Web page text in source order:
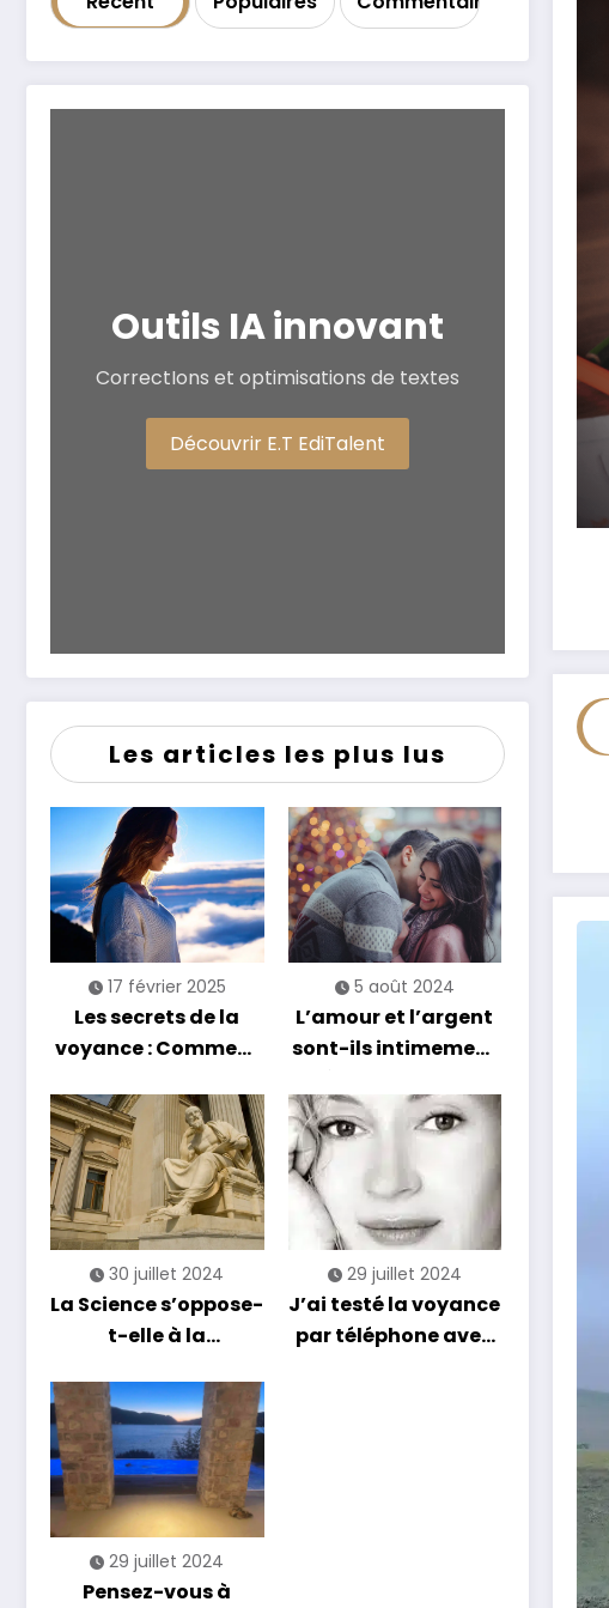
Outils IA innovant
CorrectIons et optimisations de textes
Découvrir E.T EdiTalent
Les articles les plus lus
17 février 2025
Les secrets de la
voyance : Comment
en 2025
5 août 2024
L’amour et l’argent
sont-ils intimement
30 juillet 2024
La Science s’oppose-
t-elle à la
29 juillet 2024
J’ai testé la voyance
par téléphone avec
29 juillet 2024
Pensez-vous à